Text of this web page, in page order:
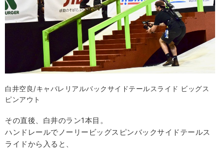
白井空良/キャバレリアルバックサイドテールスライド ビッグス
ピンアウト
その直後、白井のラン1本目。
ハンドレールでノーリービッグスピンバックサイドテールス
ライドから入ると、